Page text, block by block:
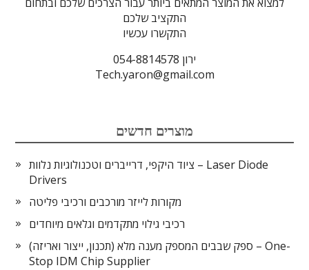
התקציב שלכם
התקשרו עכשיו
ירון 054-8814578
Tech.yaron@gmail.com
מוצרים חדשים
ציוד היקפי, דרייברים וטכנולוגיות נלוות – Laser Diode
Drivers
מקורות לייזר מורכבים ורכיבי פליטה
רכיבי גילוי מתקדמים וגלאים מיוחדים
ספק שבבים המספק מענה מלא (תכנון, ייצור ואריזה) – One-
Stop IDM Chip Supplier